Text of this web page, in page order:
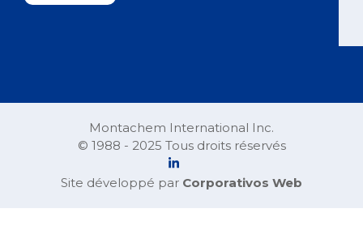
Montachem International Inc.
© 1988 - 2025 Tous droits réservés
Site développé par Corporativos Web